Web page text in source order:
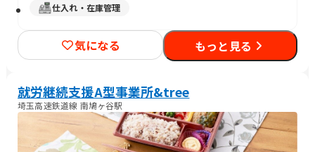
仕入れ・在庫管理
気になる もっと見る
就労継続支援A型事業所&tree
埼玉高速鉄道線 南鳩ヶ谷駅